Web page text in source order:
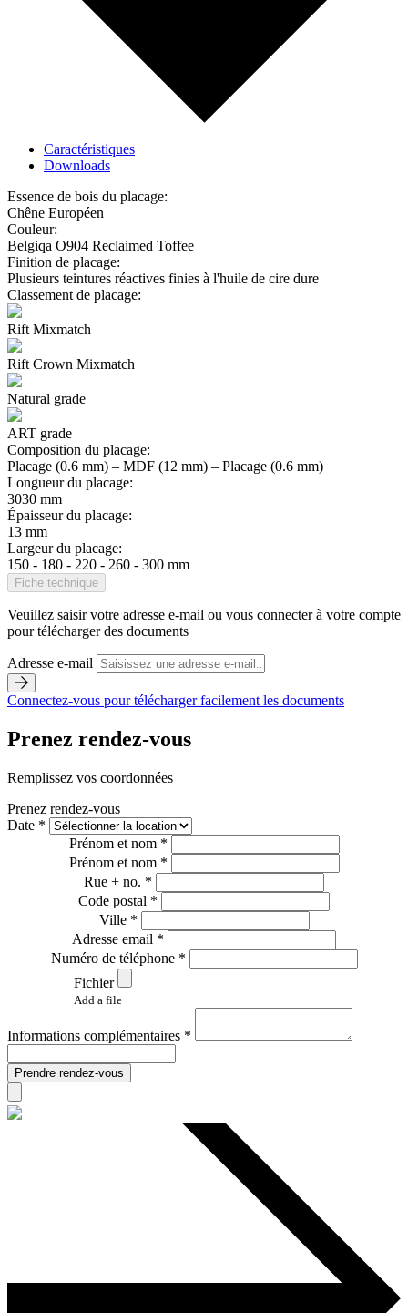
Caractéristiques
Downloads
Essence de bois du placage:
Chêne Européen
Couleur:
Belgiqa O904 Reclaimed Toffee
Finition de placage:
Plusieurs teintures réactives finies à l'huile de cire dure
Classement de placage:
Rift Mixmatch
Rift Crown Mixmatch
Natural grade
ART grade
Composition du placage:
Placage (0.6 mm) – MDF (12 mm) – Placage (0.6 mm)
Longueur du placage:
3030 mm
Épaisseur du placage:
13 mm
Largeur du placage:
150 - 180 - 220 - 260 - 300 mm
Fiche technique
Veuillez saisir votre adresse e-mail ou vous connecter à votre compte
pour télécharger des documents
Adresse e-mail
Connectez-vous pour télécharger facilement les documents
Prenez rendez-vous
Remplissez vos coordonnées
Prenez rendez-vous
Date *
Prénom et nom *
Prénom et nom *
Rue + no. *
Code postal *
Ville *
Adresse email *
Numéro de téléphone *
Fichier
Add a file
Informations complémentaires *
Prendre rendez-vous